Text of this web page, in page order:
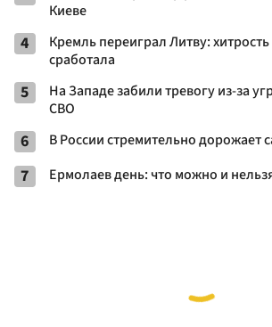
Киеве
4
Кремль переиграл Литву:
сработала
5
На Западе забили тревогу из-за
СВО
6 В России стремительно дорожает
7 Ермолаев день: что можно и